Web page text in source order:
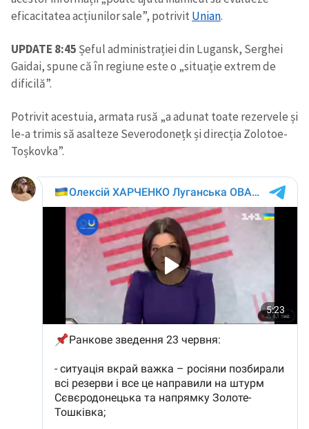
eficacitatea acțiunilor sale”, potrivit Unian.
UPDATE 8:45 Șeful administrației din Lugansk, Serghei
Gaidai, spune că în regiune este o „situație extrem de
dificilă”.
Potrivit acestuia, armata rusă „a adunat toate rezervele și
le-a trimis să asalteze Severodonețk și direcția Zolotoe-
Toșkovka”.